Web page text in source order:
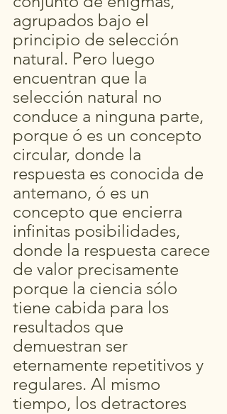
agrupados bajo el
principio de selección
natural. Pero luego
encuentran que la
selección natural no
conduce a ninguna parte,
porque ó es un concepto
circular, donde la
respuesta es conocida de
antemano, ó es un
concepto que encierra
infinitas posibilidades,
donde la respuesta carece
de valor precisamente
porque la ciencia sólo
tiene cabida para los
resultados que
demuestran ser
eternamente repetitivos y
regulares. Al mismo
tiempo, los detractores